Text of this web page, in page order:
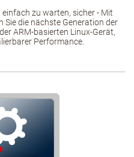
zu warten, sicher - Mit
Sie die nächste Generation der
ARM-basierten Linux-Gerät,
Performance.